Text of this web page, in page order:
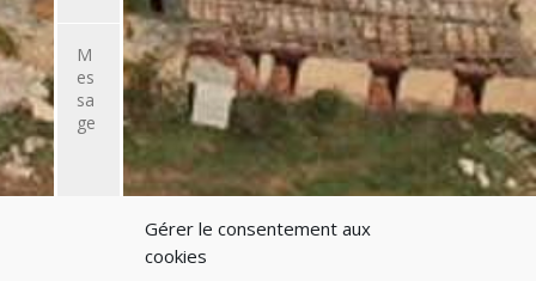
Gérer le consentement aux
cookies